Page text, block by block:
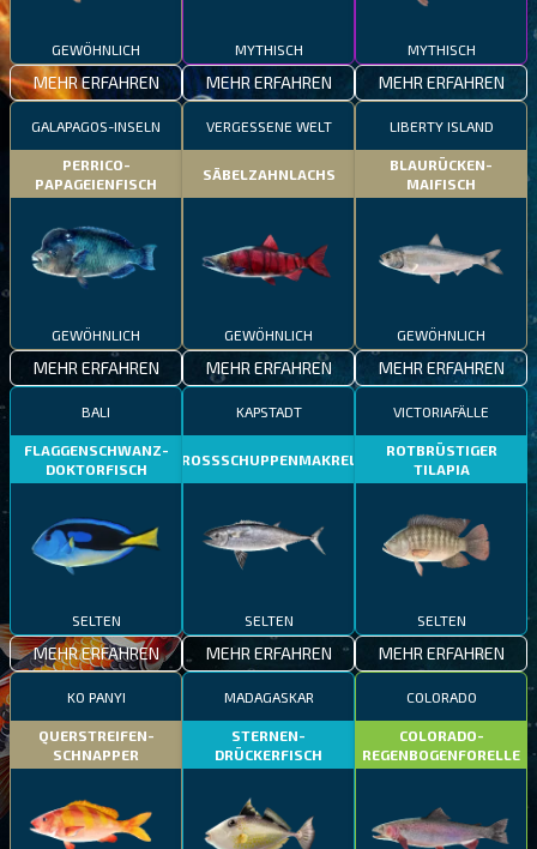
GEWÖHNLICH
MEHR ERFAHREN
MYTHISCH
MEHR ERFAHREN
MYTHISCH
MEHR ERFAHREN
GALAPAGOS-INSELN
PERRICO-
PAPAGEIENFISCH
GEWÖHNLICH
MEHR ERFAHREN
VERGESSENE WELT
SÄBELZAHNLACHS
GEWÖHNLICH
MEHR ERFAHREN
LIBERTY ISLAND
BLAURÜCKEN-
MAIFISCH
GEWÖHNLICH
MEHR ERFAHREN
BALI
FLAGGENSCHWANZ-
DOKTORFISCH
SELTEN
MEHR ERFAHREN
KAPSTADT
GROSSSCHUPPENMAKRELE
SELTEN
MEHR ERFAHREN
VICTORIAFÄLLE
ROTBRÜSTIGER
TILAPIA
SELTEN
MEHR ERFAHREN
KO PANYI
QUERSTREIFEN-
SCHNAPPER
MADAGASKAR
STERNEN-
DRÜCKERFISCH
COLORADO
COLORADO-
REGENBOGENFORELLE